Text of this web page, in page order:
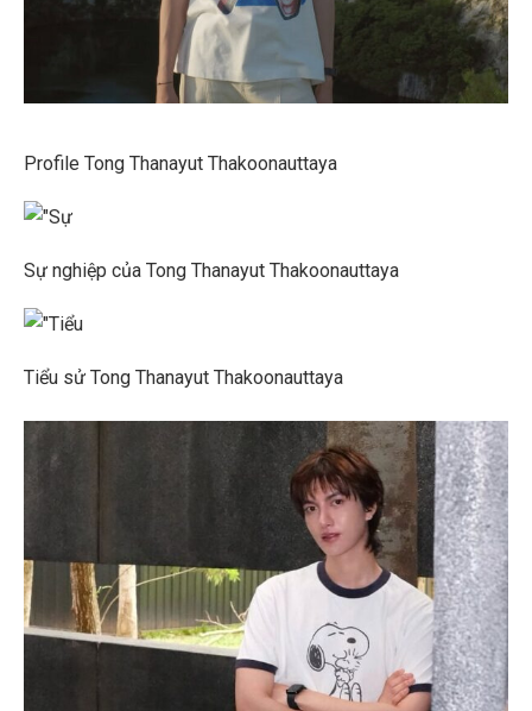
Profile Tong Thanayut Thakoonauttaya
Sự nghiệp của Tong Thanayut Thakoonauttaya
Tiểu sử Tong Thanayut Thakoonauttaya